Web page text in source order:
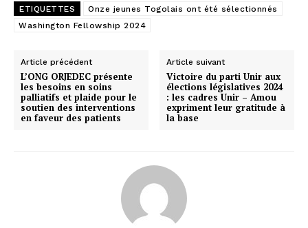
ETIQUETTES
Onze jeunes Togolais ont été sélectionnés
Washington Fellowship 2024
Article précédent
L’ONG ORJEDEC présente
les besoins en soins
palliatifs et plaide pour le
soutien des interventions
en faveur des patients
Article suivant
Victoire du parti Unir aux
élections législatives 2024
: les cadres Unir – Amou
expriment leur gratitude à
la base